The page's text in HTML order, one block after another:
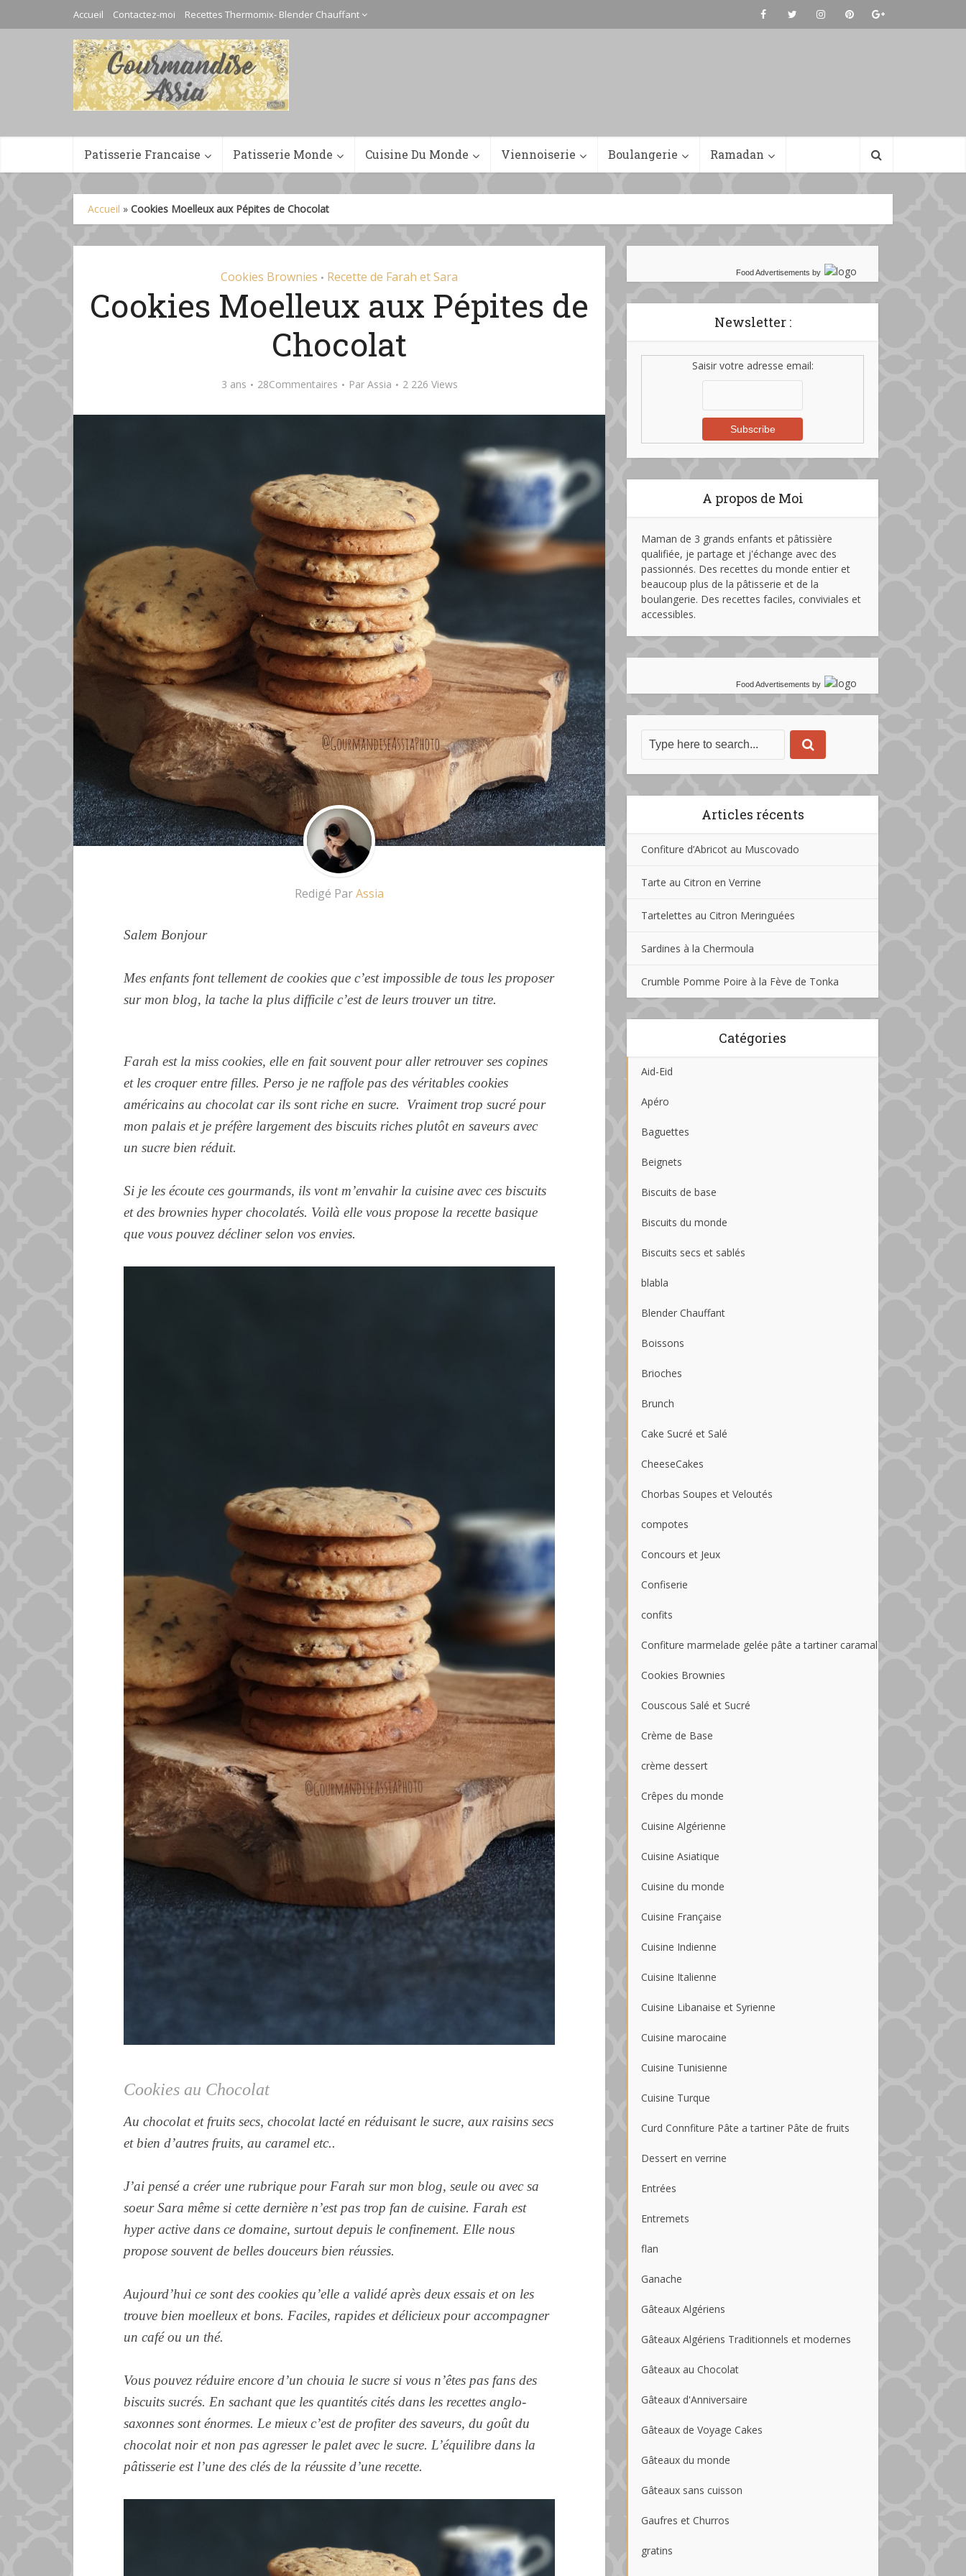
Accueil Contactez-moi Recettes Thermomix- Blender Chauffant
Patisserie Francaise Patisserie Monde Cuisine Du Monde Viennoiserie Boulangerie Ramadan
Accueil » Cookies Moelleux aux Pépites de Chocolat
Cookies Brownies • Recette de Farah et Sara
Cookies Moelleux aux Pépites de
Chocolat
3 ans 28Commentaires Par Assia 2 226 Views
Redigé ParAssia
Salem Bonjour
Mes enfants font tellement de cookies que c’est impossible de tous les proposer
sur mon blog, la tache la plus difficile c’est de leurs trouver un titre.
Farah est la miss cookies, elle en fait souvent pour aller retrouver ses copines
et les croquer entre filles. Perso je ne raffole pas des véritables cookies
américains au chocolat car ils sont riche en sucre. Vraiment trop sucré pour
mon palais et je préfère largement des biscuits riches plutôt en saveurs avec
un sucre bien réduit.
Si je les écoute ces gourmands, ils vont m’envahir la cuisine avec ces biscuits
et des brownies hyper chocolatés. Voilà elle vous propose la recette basique
que vous pouvez décliner selon vos envies.
Cookies au Chocolat
Au chocolat et fruits secs, chocolat lacté en réduisant le sucre, aux raisins secs
et bien d’autres fruits, au caramel etc..
J’ai pensé a créer une rubrique pour Farah sur mon blog, seule ou avec sa
soeur Sara même si cette dernière n’est pas trop fan de cuisine. Farah est
hyper active dans ce domaine, surtout depuis le confinement. Elle nous
propose souvent de belles douceurs bien réussies.
Aujourd’hui ce sont des cookies qu’elle a validé après deux essais et on les
trouve bien moelleux et bons. Faciles, rapides et délicieux pour accompagner
un café ou un thé.
Vous pouvez réduire encore d’un chouia le sucre si vous n’êtes pas fans des
biscuits sucrés. En sachant que les quantités cités dans les recettes anglo-
saxonnes sont énormes. Le mieux c’est de profiter des saveurs, du goût du
chocolat noir et non pas agresser le palet avec le sucre. L’équilibre dans la
pâtisserie est l’une des clés de la réussite d’une recette.
Food Advertisements by
Newsletter :
Saisir votre adresse email:
A propos de Moi
Maman de 3 grands enfants et pâtissière
qualifiée, je partage et j'échange avec des
passionnés. Des recettes du monde entier et
beaucoup plus de la pâtisserie et de la
boulangerie. Des recettes faciles, conviviales et
accessibles.
Food Advertisements by
Articles récents
Confiture d’Abricot au Muscovado
Tarte au Citron en Verrine
Tartelettes au Citron Meringuées
Sardines à la Chermoula
Crumble Pomme Poire à la Fève de Tonka
Catégories
Aid-Eid
Apéro
Baguettes
Beignets
Biscuits de base
Biscuits du monde
Biscuits secs et sablés
blabla
Blender Chauffant
Boissons
Brioches
Brunch
Cake Sucré et Salé
CheeseCakes
Chorbas Soupes et Veloutés
compotes
Concours et Jeux
Confiserie
confits
Confiture marmelade gelée pâte a tartiner caramal
Cookies Brownies
Couscous Salé et Sucré
Crème de Base
crème dessert
Crêpes du monde
Cuisine Algérienne
Cuisine Asiatique
Cuisine du monde
Cuisine Française
Cuisine Indienne
Cuisine Italienne
Cuisine Libanaise et Syrienne
Cuisine marocaine
Cuisine Tunisienne
Cuisine Turque
Curd Connfiture Pâte a tartiner Pâte de fruits
Dessert en verrine
Entrées
Entremets
flan
Ganache
Gâteaux Algériens
Gâteaux Algériens Traditionnels et modernes
Gâteaux au Chocolat
Gâteaux d'Anniversaire
Gâteaux de Voyage Cakes
Gâteaux du monde
Gâteaux sans cuisson
Gaufres et Churros
gratins